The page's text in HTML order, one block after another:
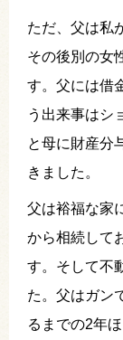
ただ、父は私
その後別の女
す。父には借
う出来事はシ
と母に財産分
きました。
父は裕福な家
から相続して
す。そして不
た。父はガン
るまでの2年